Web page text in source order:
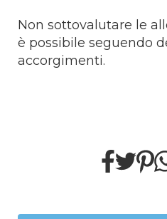
Non sottovalutare le
è possibile seguendo
accorgimenti.